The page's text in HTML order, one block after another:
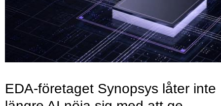
EDA-företaget Synopsys låter inte